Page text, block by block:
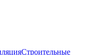
Строительные